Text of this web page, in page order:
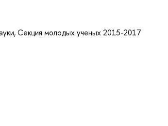
Cекция молодых ученых 2015-2017